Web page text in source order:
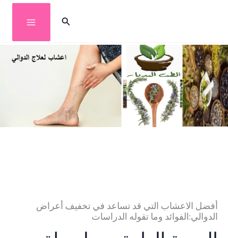
إلى
المحتوى
البحث
أفضل الاعشاب التي قد تساعد في تخفيف أعراض
الدوالي:الفوائد وما تقوله الدراسات